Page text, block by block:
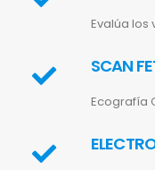
Evalúa los
SCAN
Ecografía